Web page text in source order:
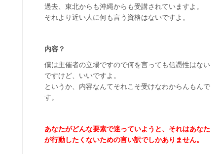
過去、東北からも沖縄からも受講されていますよ。
それより近い人に何も言う資格はないですよ。
内容？
僕は主催者の立場ですので何を言っても信憑性はない
ですけど、いいですよ。
というか、内容なんてそれこそ受けなわからんもんで
す。
あなたがどんな要素で迷っていようと、それはあなた
が行動したくないための言い訳でしかありません。